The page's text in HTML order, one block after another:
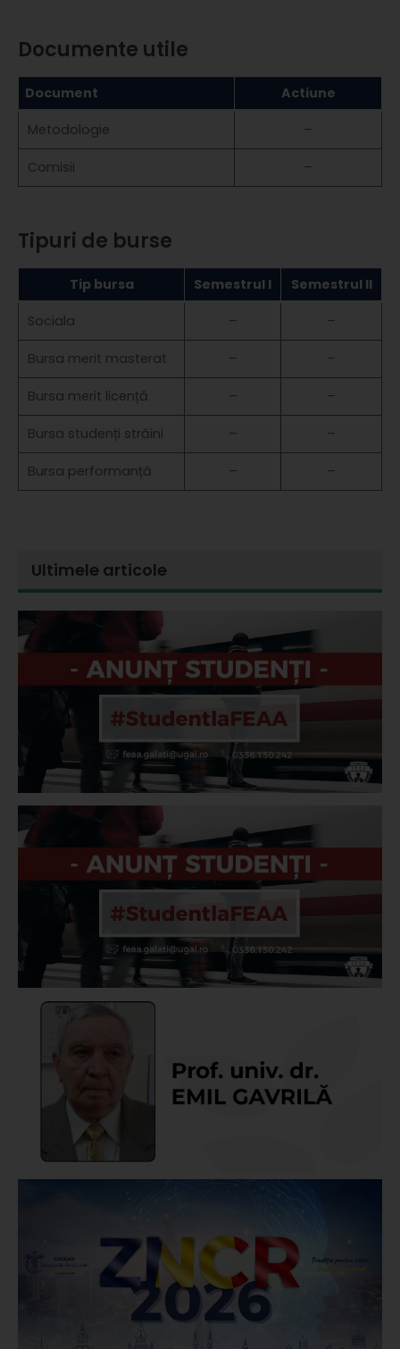
Ultimele articole
Documente utile
Document Actiune
Metodologie –
Comisii –
Tipuri de burse
Tip bursa Semestrul I Semestrul II
Sociala – –
Bursa merit masterat – –
Bursa merit licență – –
Bursa studenți străini – –
Bursa performanță – –